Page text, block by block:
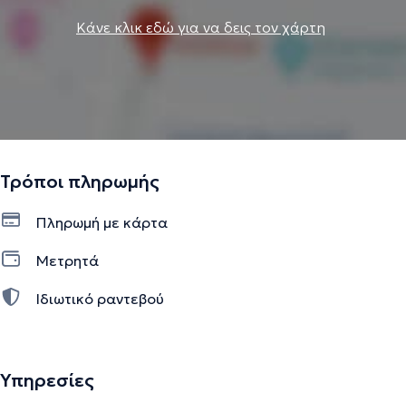
Κάνε κλικ εδώ για να δεις τον χάρτη
Τρόποι πληρωμής
Πληρωμή με κάρτα
Μετρητά
Ιδιωτικό ραντεβού
Υπηρεσίες